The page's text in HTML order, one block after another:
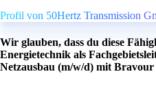
Profil von 50Hertz Transmission
Wir glauben, dass du diese
Energietechnik als
Netzausbau (m/w/d) mit Bravour